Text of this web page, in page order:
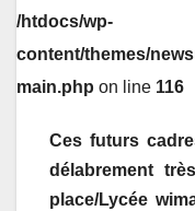
/htdocs/wp-
content/themes/
main.php on line 116
Ces futurs
délabrement
place/Lycée